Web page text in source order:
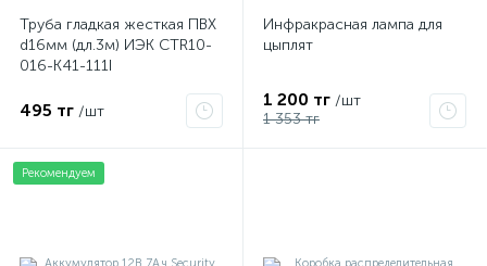
Труба гладкая жесткая ПВХ
d16мм (дл.3м) ИЭК CTR10-
016-K41-111I
495 тг /шт
Инфракрасная лампа для
цыплят
1 200 тг /шт
1 353 тг
Рекомендуем